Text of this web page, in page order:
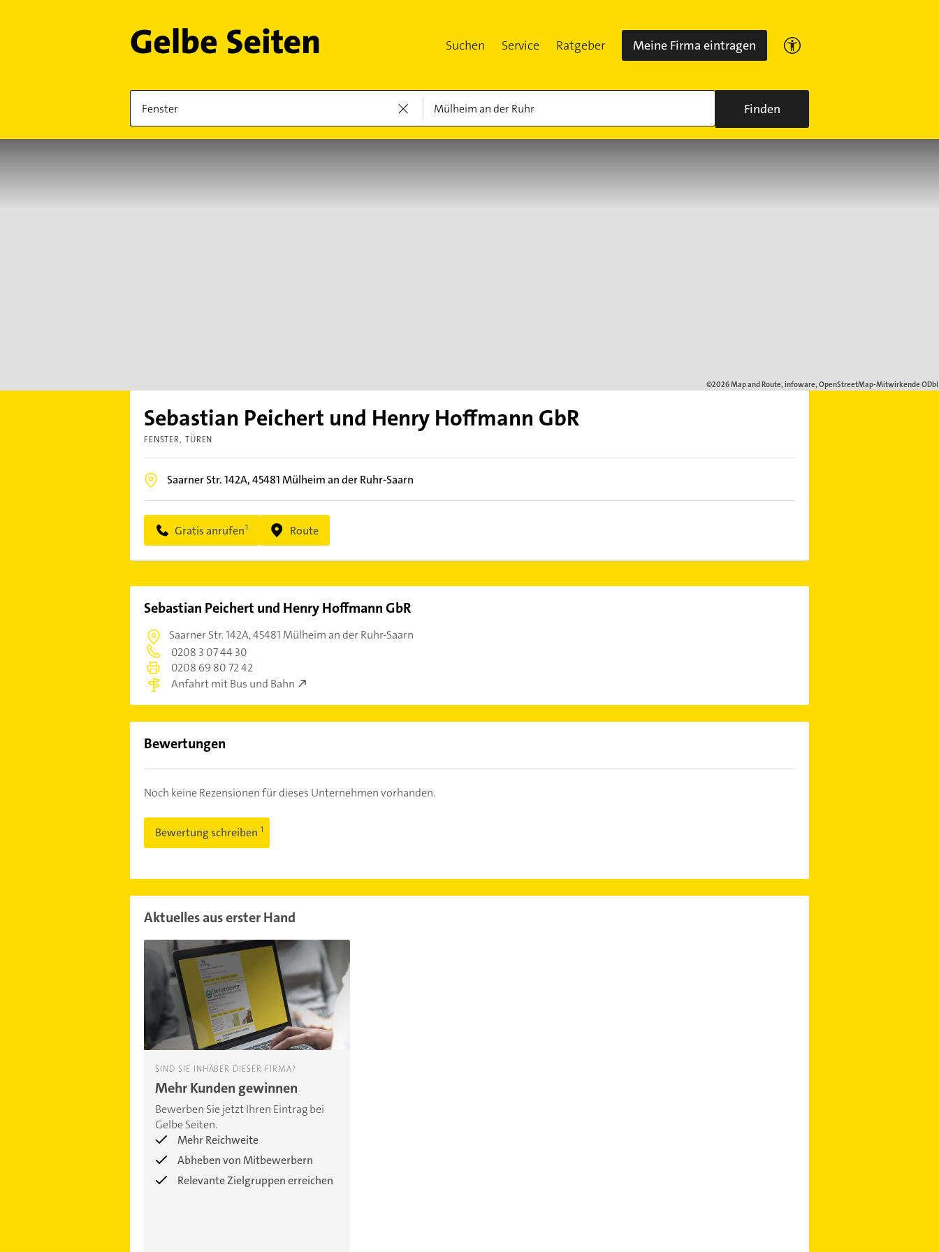
Suchen Service Ratgeber Meine Firma eintragen
Finden
Sebastian Peichert und Henry Hoffmann GbR
FENSTER TÜREN
Saarner Str. 142A,45481Mülheim an der Ruhr-Saarn
Gratis anrufen Route
Sebastian Peichert und Henry Hoffmann GbR
Saarner Str. 142A,45481 Mülheim an der Ruhr-Saarn
0208 3 07 44 30
0208 69 80 72 42
Anfahrt mit Bus und Bahn
Bewertungen
Noch keine Rezensionen für dieses Unternehmen vorhanden.
Bewertung schreiben
Aktuelles aus erster Hand
SIND SIE INHABER DIESER FIRMA?
Mehr Kunden gewinnen
Bewerben Sie jetzt Ihren Eintrag bei
Gelbe Seiten.
Mehr Reichweite
Abheben von Mitbewerbern
Relevante Zielgruppen erreichen